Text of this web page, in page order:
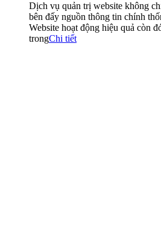
Dịch vụ quản trị website không
bên đấy nguồn thông tin chính
Website hoạt động hiệu quả còn
trongChi tiết